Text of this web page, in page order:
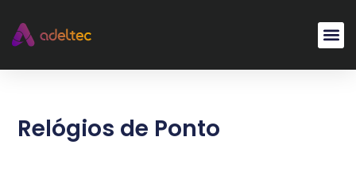
Pular
o
Relógios de Ponto